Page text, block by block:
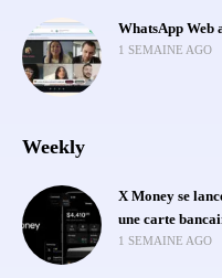
WhatsApp Web
1 SEMAINE AGO
Weekly
X Money se
une carte
1 SEMAINE AGO